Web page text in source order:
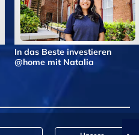
In das Beste investieren
@home mit Natalia